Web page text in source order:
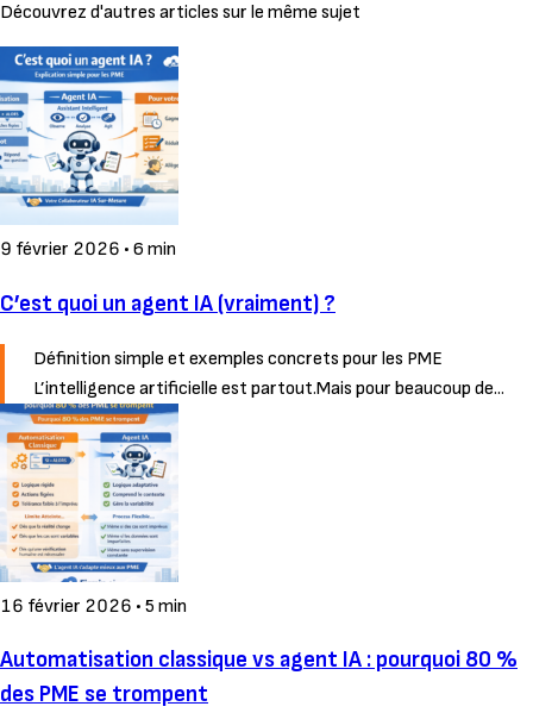
Découvrez d'autres articles sur le même sujet
9 février 2026 • 6 min
C’est quoi un agent IA (vraiment) ?
Définition simple et exemples concrets pour les PME
L’intelligence artificielle est partout.Mais pour beaucoup de...
16 février 2026 • 5 min
Automatisation classique vs agent IA : pourquoi 80 %
des PME se trompent